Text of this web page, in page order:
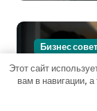
Бизнес
Этот сайт
вам в навигации,